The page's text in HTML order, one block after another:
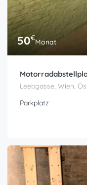
50€Monat
Leebgasse, Wien,
Parkplatz